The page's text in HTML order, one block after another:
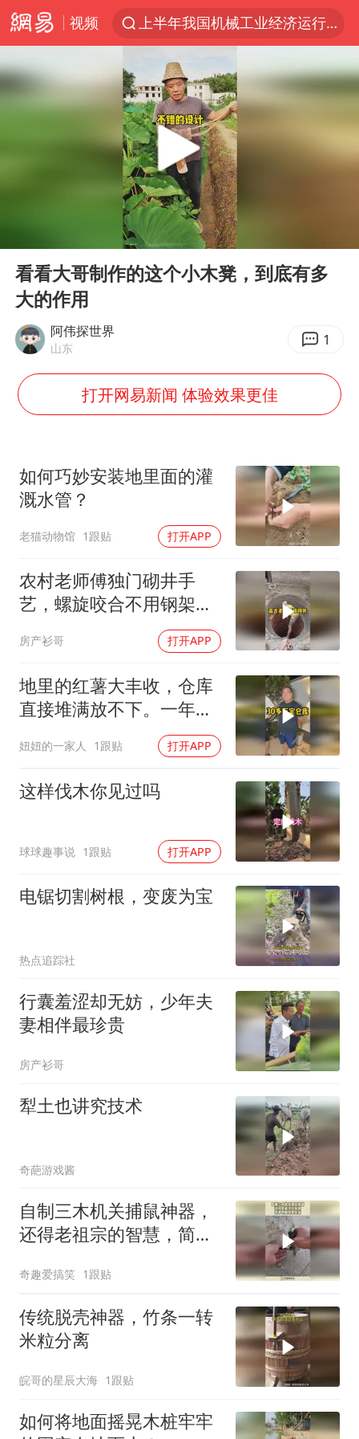
视频
上半年我国机械工业经济运行稳中有进
河南撤回“领导带薪错峰休假”通知
A股三大股指收涨
宇树科技中一签需缴款7.54万元
四川宜宾市高县发生4.9级地震
方程豹钛9新车申报
命案逃犯躲进深山21年活得像野人
Meta重新支棱起来了吗
东方之约 相约未来
Play
看看大哥制作的这个小木凳，到底有多
大的作用
阿伟探世界
山东 1
打开网易新闻 体验效果更佳
如何巧妙安装地里面的灌
溉水管？
老猫动物馆 1跟贴 打开APP
农村老师傅独门砌井手
艺，螺旋咬合不用钢架，
房产衫哥 打开APP
地里的红薯大丰收，仓库
直接堆满放不下。一年的
租金算下来真不少。去找
小伙伴商量商量。好在咱
们种的农产品多，以后经
常要存放货物是刚需
妞妞的一家人 1跟贴 打开APP
这样伐木你见过吗
球球趣事说 1跟贴 打开APP
电锯切割树根，变废为宝
热点追踪社
行囊羞涩却无妨，少年夫
妻相伴最珍贵
房产衫哥
犁土也讲究技术
奇葩游戏酱
自制三木机关捕鼠神器，
还得老祖宗的智慧，简单
奇趣爱搞笑 1跟贴
传统脱壳神器，竹条一转
米粒分离
皖哥的星辰大海 1跟贴
如何将地面摇晃木桩牢牢